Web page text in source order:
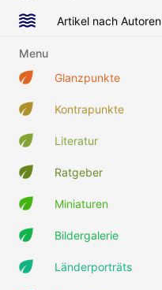
Artikel nach Autoren
Menu
Glanzpunkte
Kontrapunkte
Literatur
Ratgeber
Miniaturen
Bildergalerie
Länderporträts